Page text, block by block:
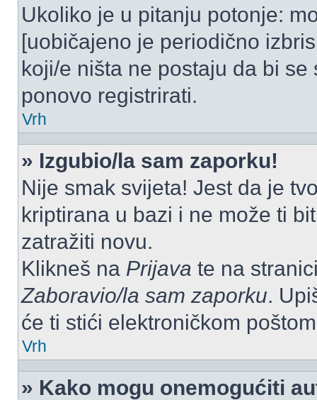
Ukoliko je u pitanju potonje:
[uobičajeno je periodično
koji/e ništa ne postaju da bi
ponovo registrirati.
Vrh
» Izgubio/la sam zaporku!
Nije smak svijeta! Jest da je
kriptirana u bazi i ne može ti
zatražiti novu.
Klikneš na Prijava te na
Zaboravio/la sam zaporku.
će ti stići elektroničkom
Vrh
» Kako mogu onemogućiti